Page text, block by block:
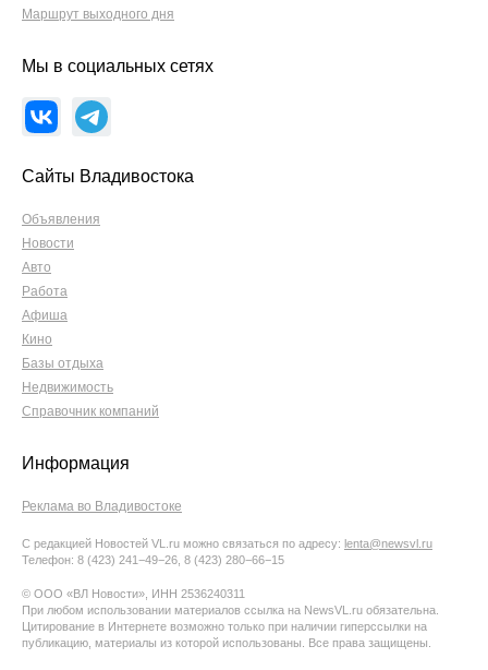
Маршрут выходного дня
Мы в социальных сетях
Сайты Владивостока
Объявления
Новости
Авто
Работа
Афиша
Кино
Базы отдыха
Недвижимость
Справочник компаний
Информация
Реклама во Владивостоке
С редакцией Новостей VL.ru можно связаться по адресу: lenta@newsvl.ru
Телефон: 8 (423) 241−49−26, 8 (423) 280−66−15
© ООО «ВЛ Новости», ИНН 2536240311
При любом использовании материалов ссылка на NewsVL.ru обязательна.
Цитирование в Интернете возможно только при наличии гиперссылки на
публикацию, материалы из которой использованы. Все права защищены.